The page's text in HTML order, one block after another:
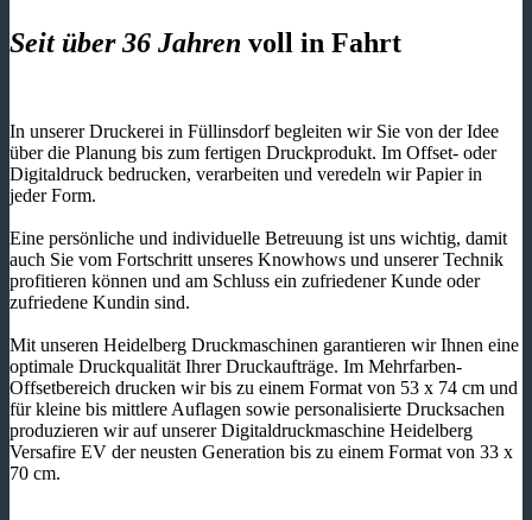
Seit über 36 Jahren voll in Fahrt
In unserer Druckerei in Füllinsdorf begleiten wir Sie von der Idee
über die Planung bis zum fertigen Druckprodukt. Im Offset- oder
Digitaldruck bedrucken, verarbeiten und veredeln wir Papier in
jeder Form.
Eine persönliche und individuelle Betreuung ist uns wichtig, damit
auch Sie vom Fortschritt unseres Knowhows und unserer Technik
profitieren können und am Schluss ein zufriedener Kunde oder
zufriedene Kundin sind.
Mit unseren Heidelberg Druckmaschinen garantieren wir Ihnen eine
optimale Druckqualität Ihrer Druckaufträge. Im Mehrfarben-
Offsetbereich drucken wir bis zu einem Format von 53 x 74 cm und
für kleine bis mittlere Auflagen sowie personalisierte Drucksachen
produzieren wir auf unserer Digitaldruckmaschine Heidelberg
Versafire EV der neusten Generation bis zu einem Format von 33 x
70 cm.